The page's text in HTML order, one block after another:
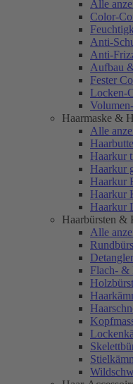
Alle
Color-
Anti-
Anti-
Aufbau
Fester
Locken-
Haarmaske &
Alle
Haarkur
Haarkur
Haarkur
Haarkur
Haarkur
Haarbürsten &
Alle
Flach- &